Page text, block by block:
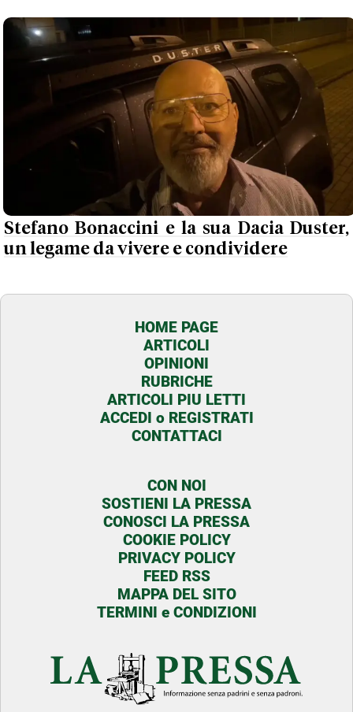
Stefano Bonaccini e la sua Dacia Duster,
un legame da vivere e condividere
HOME PAGE
ARTICOLI
OPINIONI
RUBRICHE
ARTICOLI PIU LETTI
ACCEDI o REGISTRATI
CONTATTACI
CON NOI
SOSTIENI LA PRESSA
CONOSCI LA PRESSA
COOKIE POLICY
PRIVACY POLICY
FEED RSS
MAPPA DEL SITO
TERMINI e CONDIZIONI